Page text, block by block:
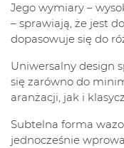
Jego wymiary –
– sprawiają, że jest
dopasowuje się do
Uniwersalny design
się zarówno do
aranżacji, jak i
Subtelna forma
jednocześnie